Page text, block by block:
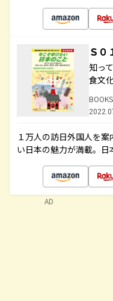
Ｓ
知っ
食文
１万人の訪日外国人を
い日本の魅力が満載。日
AD